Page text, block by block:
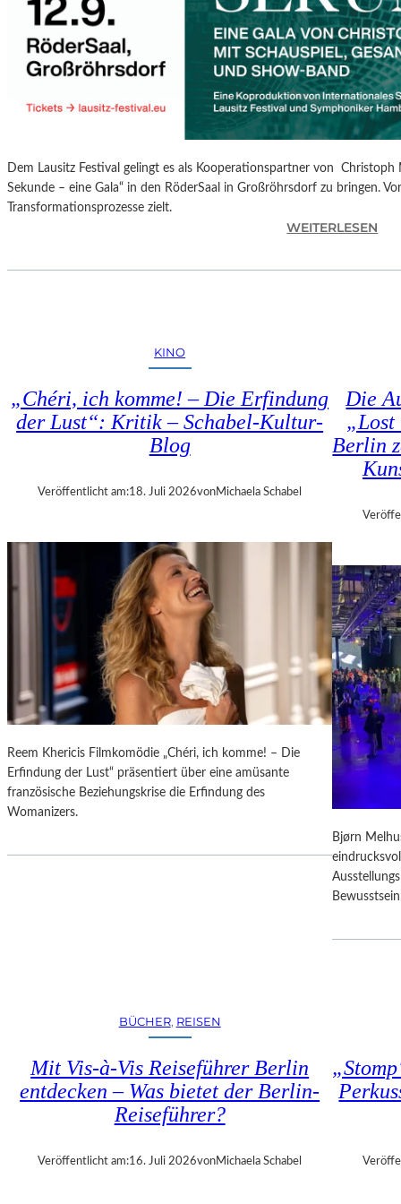
S
P
R
O
G
R
A
M
I
W
N
D
–
K
Ü
S
E
R
,
T
E
R
M
I
N
E
U
D
R
E
I
E
E
T
Dem Lausitz Festival gelingt es als Kooperationspartner von Christoph
Sekunde – eine Gala“ in den RöderSaal in Großröhrsdorf zu bringen.
Transformationsprozesse zielt.
WEITERLESEN
H
H
M
A
R
T
A
E
R
S
„
E
R
S
T
E
L
E
E
S
E
K
N
E
G
A
KINO
„Chéri, ich komme! – Die Erfindung
der Lust“: Kritik – Schabel-Kultur-
Blog
Veröffentlicht am:18. Juli 2026vonMichaela Schabel
Reem Khericis Filmkomödie „Chéri, ich komme! – Die
Erfindung der Lust“ präsentiert über eine amüsante
französische Beziehungskrise die Erfindung des
Womanizers.
Die
Berlin
Bjørn
BÜCHER, REISEN
Mit Vis-à-Vis Reiseführer Berlin
entdecken – Was bietet der Berlin-
Reiseführer?
Veröffentlicht am:16. Juli 2026vonMichaela Schabel